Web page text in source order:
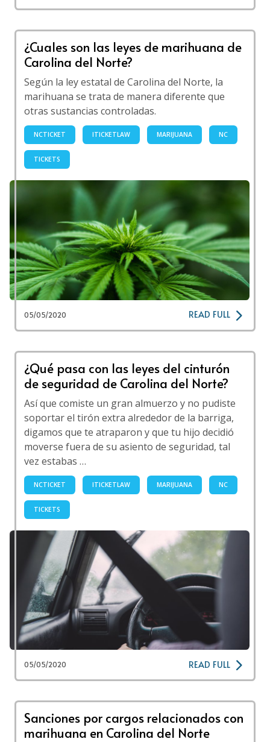
¿Cuales son las leyes de marihuana de
Carolina del Norte?
Según la ley estatal de Carolina del Norte, la
marihuana se trata de manera diferente que
otras sustancias controladas.
NCTICKET ITICKETLAW MARIJUANA NC
TICKETS
05/05/2020 READ FULL
¿Qué pasa con las leyes del cinturón
de seguridad de Carolina del Norte?
Así que comiste un gran almuerzo y no pudiste
soportar el tirón extra alrededor de la barriga,
digamos que te atraparon y que tu hijo decidió
moverse fuera de su asiento de seguridad, tal
vez estabas …
NCTICKET ITICKETLAW MARIJUANA NC
TICKETS
05/05/2020 READ FULL
Sanciones por cargos relacionados con
marihuana en Carolina del Norte